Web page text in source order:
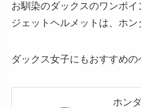
お馴染のダックスのワンポ
ジェットヘルメットは、ホン
ダックス女子にもおすすめの
ホン